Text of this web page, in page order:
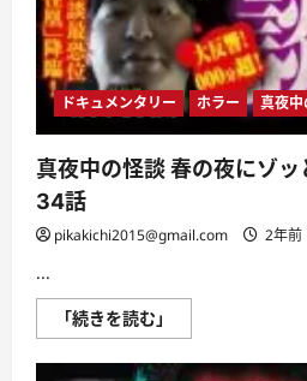
ドキュメンタリー ホラー 真夜
真夜中の怪談 春の夜にゾ
34話
pikakichi2015@gmail.com 2年前
...
「続きを読む」
夜
の